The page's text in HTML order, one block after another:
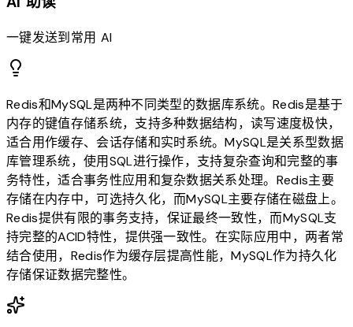
一键发送到常用 AI
Redis和MySQL是两种不同类型的数据库系统。Redis是基于
内存的键值存储系统，支持多种数据结构，读写速度极快，
适合用作缓存、会话存储和实时系统。MySQL是关系型数据
库管理系统，使用SQL进行操作，支持复杂查询和完整的事
务特性，适合事务性应用和复杂数据关系处理。Redis主要
存储在内存中，可选持久化，而MySQL主要存储在磁盘上。
Redis提供有限的事务支持，保证最终一致性，而MySQL支
持完整的ACID特性，提供强一致性。在实际应用中，两者常
结合使用，Redis作为缓存层提高性能，MySQL作为持久化
存储保证数据完整性。